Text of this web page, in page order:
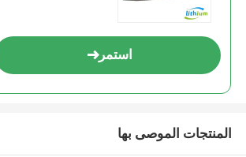
استمر
المنتجات الموصى بها